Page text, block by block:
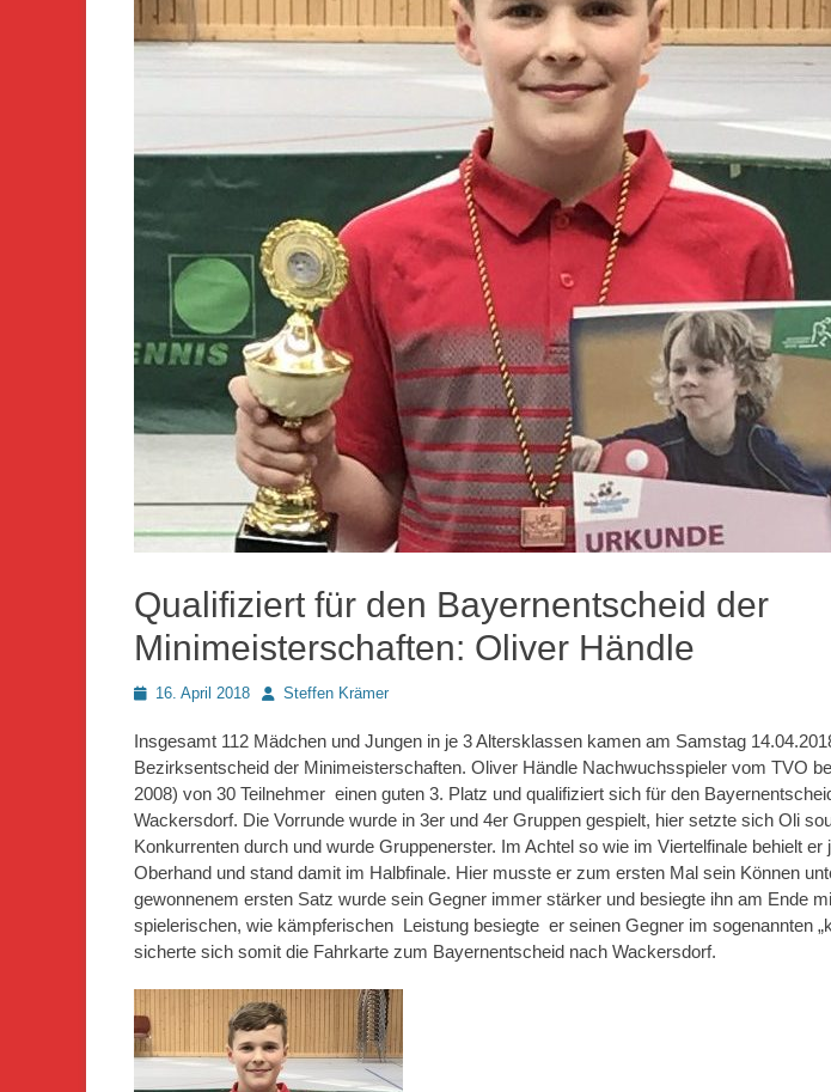
Qualifiziert für den Bayernentscheid der
Minimeisterschaften: Oliver Händle
Posted16. April 2018 AutorSteffen Krämer
Insgesamt 112 Mädchen und Jungen in je 3 Altersklassen kamen am Samstag
Bezirksentscheid der Minimeisterschaften. Oliver Händle Nachwuchsspieler vom TVO
2008) von 30 Teilnehmer einen guten 3. Platz und qualifiziert sich für den
Wackersdorf. Die Vorrunde wurde in 3er und 4er Gruppen gespielt, hier setzte sich Oli
Konkurrenten durch und wurde Gruppenerster. Im Achtel so wie im Viertelfinale behielt er
Oberhand und stand damit im Halbfinale. Hier musste er zum ersten Mal sein Können
gewonnenem ersten Satz wurde sein Gegner immer stärker und besiegte ihn am Ende
spielerischen, wie kämpferischen Leistung besiegte er seinen Gegner im sogenannten
sicherte sich somit die Fahrkarte zum Bayernentscheid nach Wackersdorf.